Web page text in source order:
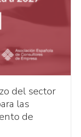
del sector
las
de